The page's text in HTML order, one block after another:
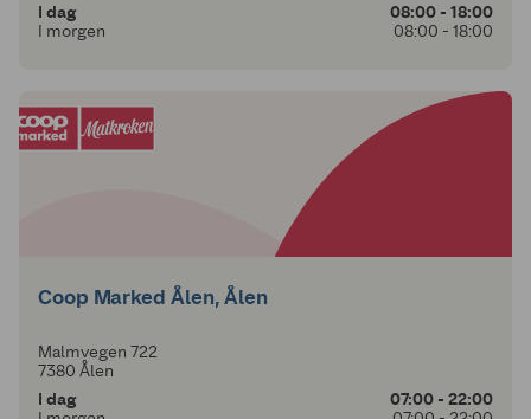
I dag
08:00 - 18:00
I morgen
08:00 - 18:00
Coop Marked Ålen, Ålen
Malmvegen 722
7380 Ålen
I dag
07:00 - 22:00